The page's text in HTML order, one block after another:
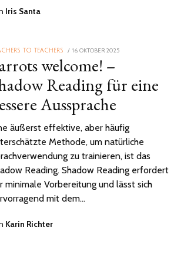
Iris Santa
TO TEACHERS
POSTED
16. OKTOBER 2025
welcome! –
Reading für eine
Aussprache
äußerst effektive, aber häufig
Methode, um natürliche
zu trainieren, ist das
Reading. Shadow Reading erfordert
minimale Vorbereitung und lässt sich
mit dem…
Karin Richter